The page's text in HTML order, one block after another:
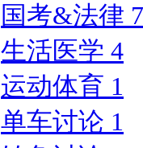
国考&法律 7
生活医学 4
运动体育 1
单车讨论 1